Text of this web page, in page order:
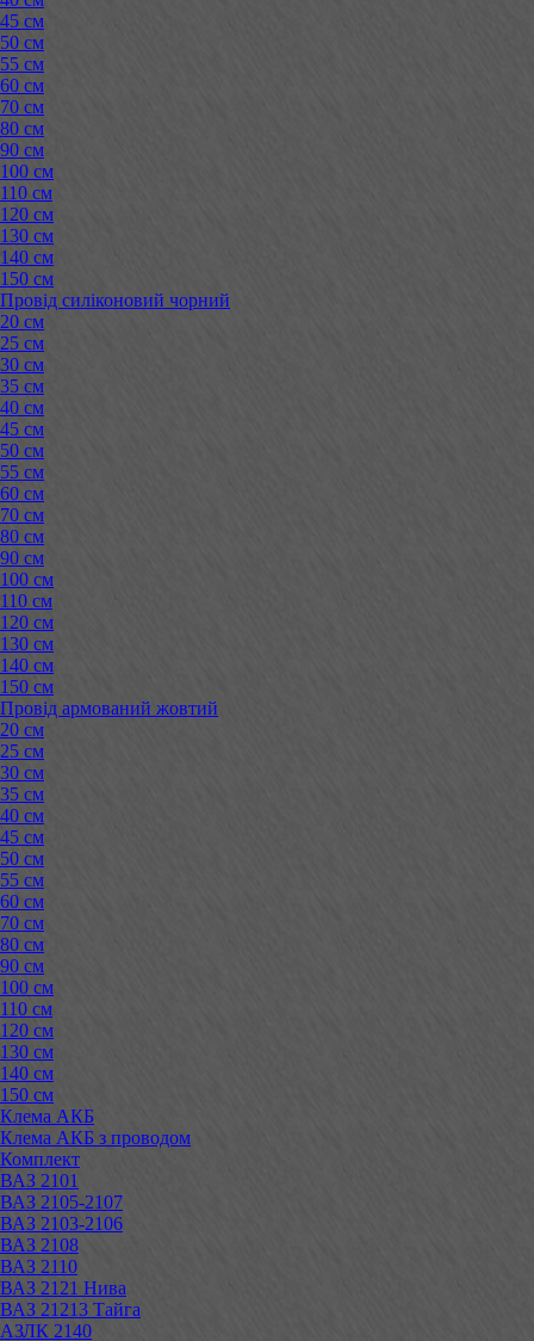
45 см
50 см
55 см
60 см
70 см
80 см
90 см
100 см
110 см
120 см
130 см
140 см
150 см
Провід силіконовий чорний
20 см
25 см
30 см
35 см
40 см
45 см
50 см
55 см
60 см
70 см
80 см
90 см
100 см
110 см
120 см
130 см
140 см
150 см
Провід армований жовтий
20 см
25 см
30 см
35 см
40 см
45 см
50 см
55 см
60 см
70 см
80 см
90 см
100 см
110 см
120 см
130 см
140 см
150 см
Клема АКБ
Клема АКБ з проводом
Комплект
ВАЗ 2101
ВАЗ 2105-2107
ВАЗ 2103-2106
ВАЗ 2108
ВАЗ 2110
ВАЗ 2121 Нива
ВАЗ 21213 Тайга
АЗЛК 2140